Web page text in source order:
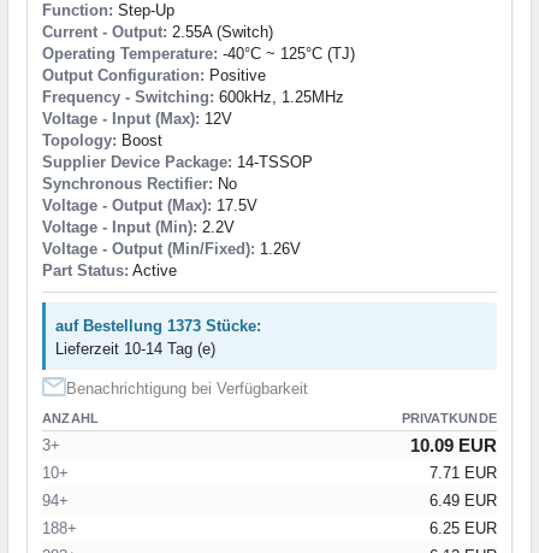
Function: Step-Up
Current - Output: 2.55A (Switch)
Operating Temperature: -40°C ~ 125°C (TJ)
Output Configuration: Positive
Frequency - Switching: 600kHz, 1.25MHz
Voltage - Input (Max): 12V
Topology: Boost
Supplier Device Package: 14-TSSOP
Synchronous Rectifier: No
Voltage - Output (Max): 17.5V
Voltage - Input (Min): 2.2V
Voltage - Output (Min/Fixed): 1.26V
Part Status: Active
auf Bestellung 1373 Stücke:
Lieferzeit 10-14 Tag (e)
Benachrichtigung bei Verfügbarkeit
ANZAHL PRIVATKUNDE
3+ 10.09 EUR
10+
7.71 EUR
94+
6.49 EUR
188+
6.25 EUR